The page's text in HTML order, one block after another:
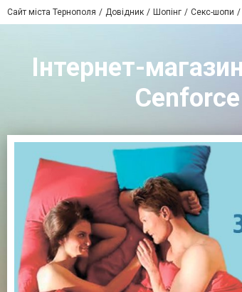
Сайт міста Тернополя Довідник Шопінг Секс-шопи
Інтернет-